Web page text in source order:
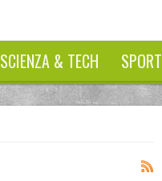
SCIENZA & TECH SPORT